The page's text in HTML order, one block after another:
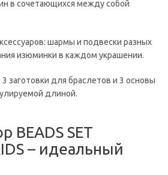
в сочетающихся между собой
шармы и подвески разных
изюминки в каждом украшении.
заготовки для браслетов и 3 основы
длиной.
BEADS SET
– идеальный